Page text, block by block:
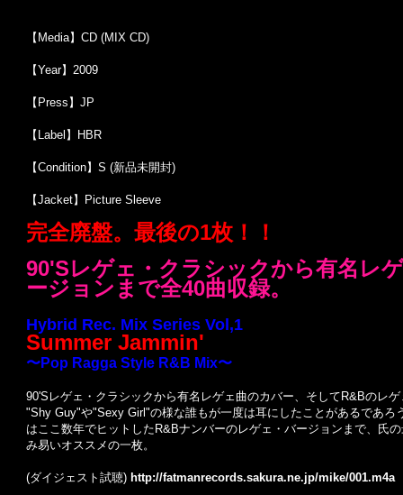
【Media】CD (MIX CD)
【Year】2009
【Press】JP
【Label】HBR
【Condition】S (新品未開封)
【Jacket】Picture Sleeve
完全廃盤。最後の1枚！！
90'Sレゲェ・クラシックから有名レ
ージョンまで全40曲収録。
Hybrid Rec. Mix Series Vol,1
Summer Jammin'
〜Pop Ragga Style R&B Mix〜
90'Sレゲェ・クラシックから有名レゲェ曲のカバー、そしてR&Bのレ
"Shy Guy"や"Sexy Girl"の様な誰もが一度は耳にしたことがあるであ
はここ数年でヒットしたR&Bナンバーのレゲェ・バージョンまで、氏
み易いオススメの一枚。
(ダイジェスト試聴) http://fatmanrecords.sakura.ne.jp/mike/001.m4a